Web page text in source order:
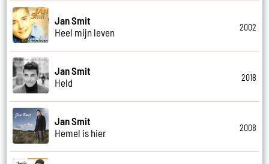
Jan Smit
Heel mijn leven
2002
Jan Smit
Held
2018
Jan Smit
Hemel is hier
2008